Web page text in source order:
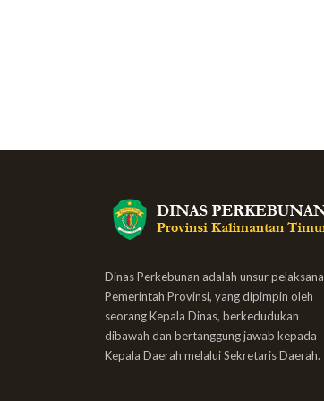
Dinas Perkebunan adalah unsur pelaksana
Pemerintah Provinsi, yang dipimpin oleh
seorang Kepala Dinas, berkedudukan
dibawah dan bertanggung jawab kepada
Kepala Daerah melalui Sekretaris Daerah.